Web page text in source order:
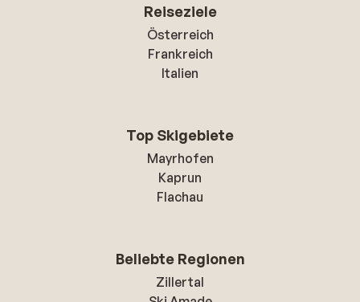
Reiseziele
Österreich
Frankreich
Italien
Top Skigebiete
Mayrhofen
Kaprun
Flachau
Beliebte Regionen
Zillertal